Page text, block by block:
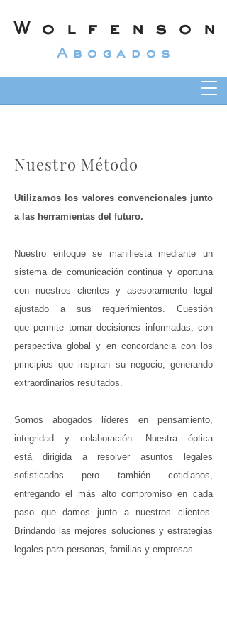
Wolfenson
Abogados
Nuestro Método
Utilizamos los valores convencionales junto
a las herramientas del futuro.
Nuestro enfoque se manifiesta mediante un
sistema de comunicación continua y oportuna
con nuestros clientes y asesoramiento legal
ajustado a sus requerimientos. Cuestión
que permite tomar decisiones informadas, con
perspectiva global y en concordancia con los
principios que inspiran su negocio, generando
extraordinarios resultados.
Somos abogados líderes en pensamiento,
integridad y colaboración. Nuestra óptica
está dirigida a resolver asuntos legales
sofisticados pero también cotidianos,
entregando el más alto compromiso en cada
paso que damos junto a nuestros clientes.
Brindando las mejores soluciones y estrategias
legales para personas, familias y empresas.